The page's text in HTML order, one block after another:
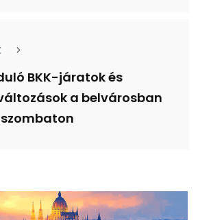
BKK-járatok és
a belvárosban